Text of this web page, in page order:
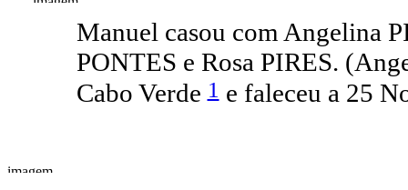
Manuel casou com Angelina
PONTES e Rosa PIRES.
Cabo Verde1e faleceu a 25